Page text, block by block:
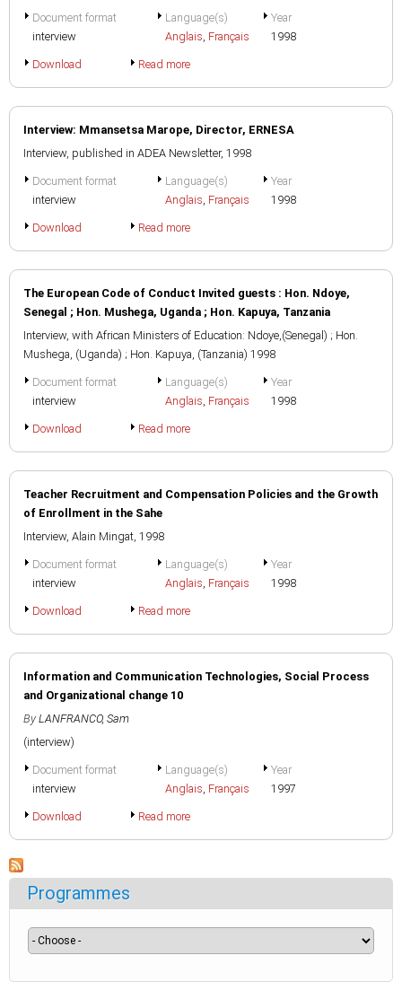
Document format
interview
Language(s)
Anglais, Français
Year
1998
Download Read more
Interview: Mmansetsa Marope, Director, ERNESA
Interview, published in ADEA Newsletter, 1998
Document format
interview
Language(s)
Anglais, Français
Year
1998
Download Read more
The European Code of Conduct Invited guests : Hon. Ndoye,
Senegal ; Hon. Mushega, Uganda ; Hon. Kapuya, Tanzania
Interview, with African Ministers of Education: Ndoye,(Senegal) ; Hon.
Mushega, (Uganda) ; Hon. Kapuya, (Tanzania) 1998
Document format
interview
Language(s)
Anglais, Français
Year
1998
Download Read more
Teacher Recruitment and Compensation Policies and the Growth
of Enrollment in the Sahe
Interview, Alain Mingat, 1998
Document format
interview
Language(s)
Anglais, Français
Year
1998
Download Read more
Information and Communication Technologies, Social Process
and Organizational change 10
By LANFRANCO, Sam
(interview)
Document format
interview
Language(s)
Anglais, Français
Year
1997
Download Read more
Programmes